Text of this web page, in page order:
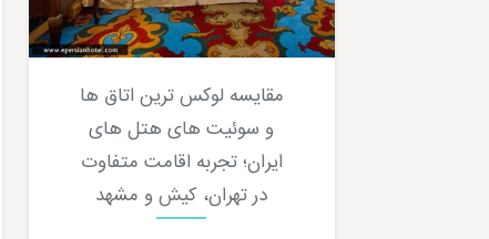
مقایسه لوکس ترین اتاق ها
و سوئیت های هتل های
ایران؛ تجربه اقامت متفاوت
در تهران، کیش و مشهد